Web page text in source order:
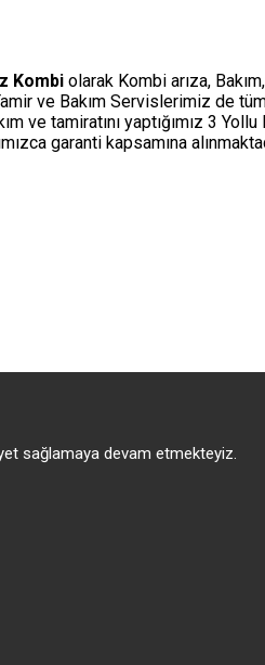
Kombi olarak Kombi arıza,
ve Bakım Servislerimiz de
ve tamiratını yaptığımız 3
garanti kapsamına
sağlamaya devam etmekteyiz.